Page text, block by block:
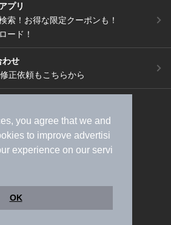
you agree that we and
to improve advertisi
experience on our servi
OK
プリ
索！お得な限定クーポンも！
ード！
わせ
正依頼もこちらから
料請求）
広告出稿のご案内
イフスタイルMEMBERS+規約
基づく表記
ヘルプ
採用情報